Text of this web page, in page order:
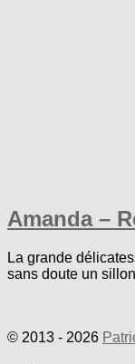
Amanda –
La grande
sans doute un
© 2013 - 2026